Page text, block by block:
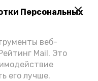
Персональных
веб-
Mail. Это
его лучше.